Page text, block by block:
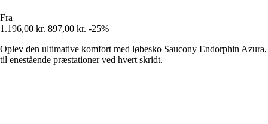
Fra
1.196,00 kr. 897,00 kr. -25%
Oplev den ultimative komfort med løbesko Saucony Endorphin Azura,
til enestående præstationer ved hvert skridt.